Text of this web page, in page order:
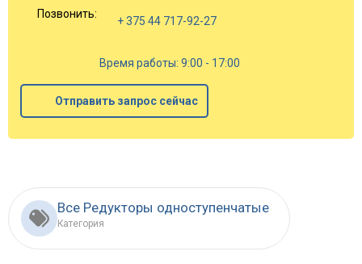
Позвонить:
+ 375 44 717-92-27
Время работы: 9:00 - 17:00
Отправить запрос сейчас
Все Редукторы одноступенчатые
Категория